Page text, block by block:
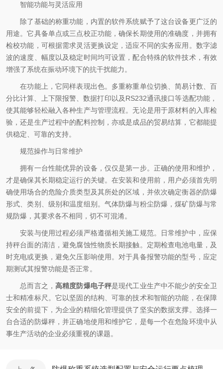
智能功能与灵活应用
除了基础的称重功能，内置的软件系统赋予了这台设备更广泛的
用途。它具备单点或三点校正功能，确保长期使用的准确度，并拥有
检校功能，可根据需求灵活更换设定，适应不同的实务应用。数字滤
波的速度、幅度以及稳定时间均可设置，配合特殊的软件技术，有效
增强了系统在振动环境下的抗干扰能力。
在功能上，它同样表现出色。多重称重单位切换、简易计数、百
分比计算、上下限报警、数据打印以及RS232通讯接口等选配功能，
使其能够轻松融入各种生产与管理流程。无论是用于原材料的入库检
验，还是生产过程中的配料控制，亦或是成品的贸易结算，它都能提
供稳定、可靠的支持。
规范操作与日常维护
拥有一台性能优异的设备，仅仅是第一步。正确的使用和维护，
才是确保其长期稳定运行的关键。在安装和使用前，用户必须首先明
确使用场合的危险介质类型及其所处的区域，并依次确定衡器的防爆
形式、类别、级别和温度组别。气体防爆与粉尘防爆，煤矿防爆与常
规防爆，其要求各不相同，切不可混淆。
安装与使用过程必须严格遵循相关施工规范。日常维护中，应保
持秤台面的清洁，避免腐蚀性物质长期接触。定期检查电池电量，及
时充电或更换，避免欠压影响使用。对于具备报警功能的型号，应定
期测试其报警功能是否正常。
总而言之， 高精度防爆电子秤是现代工业生产中不能少的安全卫
士和精准标尺。它以坚固的结构、可靠的技术和智能的功能，在保障
安全的前提下，为企业的精细化管理提供了坚实的数据支撑。选择一
台合适的防爆秤，并正确地使用和维护它，是每一个在危险环境中从
事生产活动的企业必须重视的课题。